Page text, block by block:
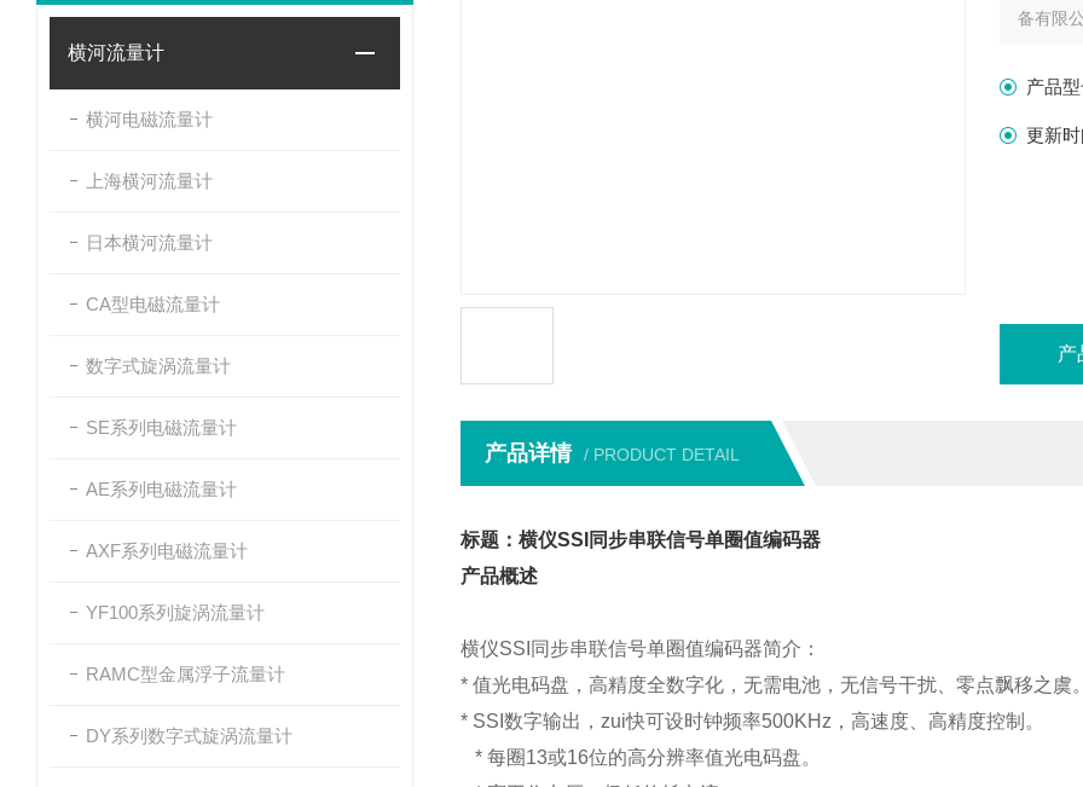
横河流量计
横河电磁流量计
上海横河流量计
日本横河流量计
CA型电磁流量计
数字式旋涡流量计
SE系列电磁流量计
AE系列电磁流量计
AXF系列电磁流量计
YF100系列旋涡流量计
RAMC型金属浮子流量计
DY系列数字式旋涡流量计
备有限
产品型
更新时
产
产品详情 / PRODUCT DETAIL
标题：横仪SSI同步串联信号单圈值编码器
产品概述
横仪SSI同步串联信号单圈值编码器简介：
* 值光电码盘，高精度全数字化，无需电池，无信号干扰、零点飘移之虞。
* SSI数字输出，zui快可设时钟频率500KHz，高速度、高精度控制。
* 每圈13或16位的高分辨率值光电码盘。